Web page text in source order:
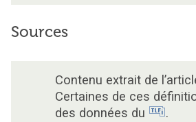
Sources
Contenu extrait de
Certaines de ces
des données du
.